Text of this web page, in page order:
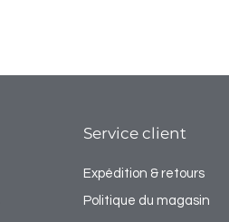
Service client
Expédition & retours
Politique du magasin